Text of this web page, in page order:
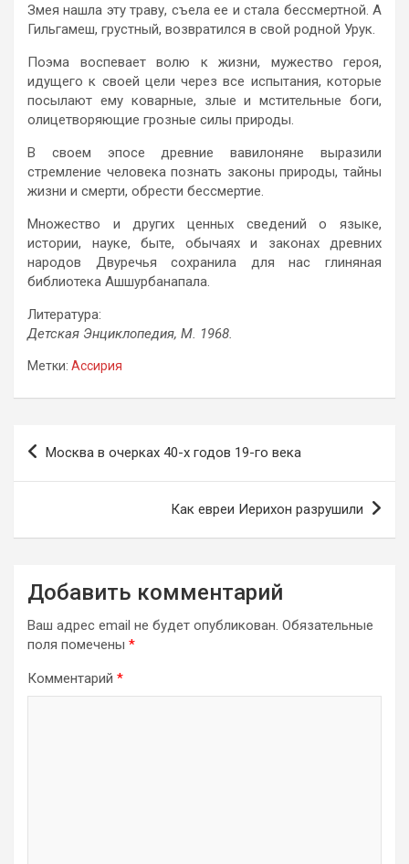
Змея нашла эту траву, съела ее и стала бессмертной. А
Гильгамеш, грустный, возвратился в свой родной Урук.
Поэма воспевает волю к жизни, мужество героя,
идущего к своей цели через все испытания, которые
посылают ему коварные, злые и мстительные боги,
олицетворяющие грозные силы природы.
В своем эпосе древние вавилоняне выразили
стремление человека познать законы природы, тайны
жизни и смерти, обрести бессмертие.
Множество и других ценных сведений о языке,
истории, науке, быте, обычаях и законах древних
народов Двуречья сохранила для нас глиняная
библиотека Ашшурбанапала.
Литература:
Детская Энциклопедия, М. 1968.
Метки: Ассирия
Навигация
Москва в очерках 40-х годов 19-го века
Как евреи Иерихон разрушили
Добавить комментарий
Ваш адрес email не будет опубликован. Обязательные
поля помечены *
Комментарий *